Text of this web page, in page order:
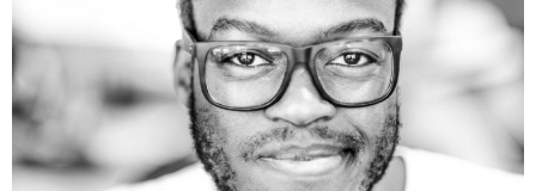
How Technology Has Changed Sports